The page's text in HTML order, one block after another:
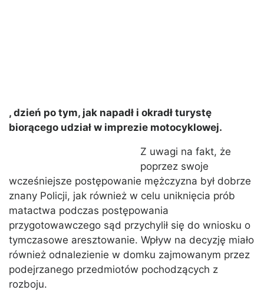
, dzień po tym, jak napadł i okradł turystę
biorącego udział w imprezie motocyklowej.
Z uwagi na fakt, że
poprzez swoje
wcześniejsze postępowanie mężczyzna był dobrze
znany Policji, jak również w celu uniknięcia prób
matactwa podczas postępowania
przygotowawczego sąd przychylił się do wniosku o
tymczasowe aresztowanie. Wpływ na decyzję miało
również odnalezienie w domku zajmowanym przez
podejrzanego przedmiotów pochodzących z
rozboju.